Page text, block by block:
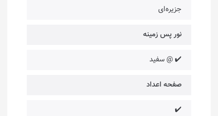
جزیره‌ای
نور پس زمینه
✔️ @ سفید
صفحه اعداد
✔️